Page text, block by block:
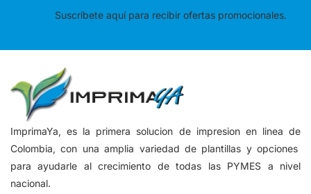
Suscríbete aquí para recibir ofertas promocionales.
ImprimaYa, es la primera solucion de impresion en linea de
Colombia, con una amplia variedad de plantillas y opciones
para ayudarle al crecimiento de todas las PYMES a nivel
nacional.